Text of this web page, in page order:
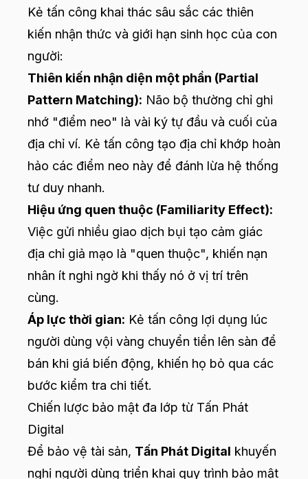
Kẻ tấn công khai thác sâu sắc các thiên
kiến nhận thức và giới hạn sinh học của con
người:
Thiên kiến nhận diện một phần (Partial
Pattern Matching): Não bộ thường chỉ ghi
nhớ "điểm neo" là vài ký tự đầu và cuối của
địa chỉ ví. Kẻ tấn công tạo địa chỉ khớp hoàn
hảo các điểm neo này để đánh lừa hệ thống
tư duy nhanh.
Hiệu ứng quen thuộc (Familiarity Effect):
Việc gửi nhiều giao dịch bụi tạo cảm giác
địa chỉ giả mạo là "quen thuộc", khiến nạn
nhân ít nghi ngờ khi thấy nó ở vị trí trên
cùng.
Áp lực thời gian: Kẻ tấn công lợi dụng lúc
người dùng vội vàng chuyển tiền lên sàn để
bán khi giá biến động, khiến họ bỏ qua các
bước kiểm tra chi tiết.
Chiến lược bảo mật đa lớp từ Tấn Phát
Digital
Để bảo vệ tài sản, Tấn Phát Digital khuyến
nghị người dùng triển khai quy trình bảo mật